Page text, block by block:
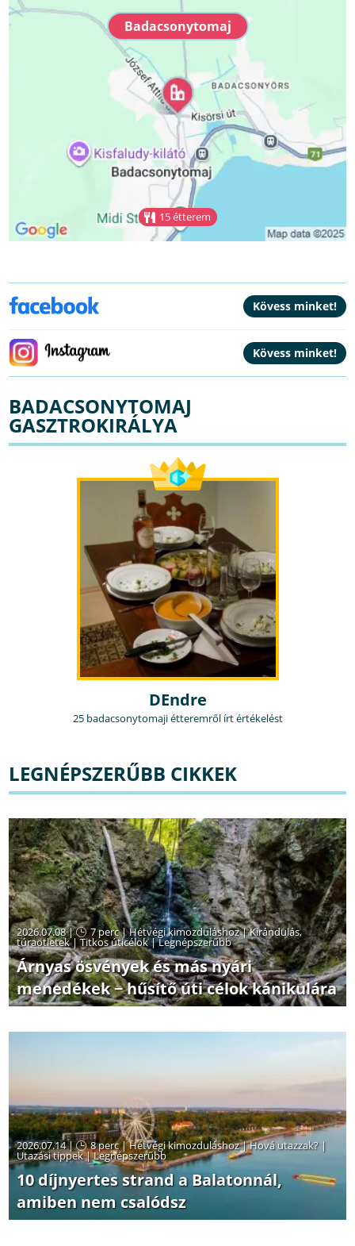
Badacsonytomaj
15 étterem
BADACSONYTOMAJ
GASZTROKIRÁLYA
DEndre
25 badacsonytomaji étteremről írt értékelést
LEGNÉPSZERŰBB CIKKEK
2026.07.08 | 7 perc|Hétvégi kimozduláshoz|Kirándulás,
túraötletek|Titkos úticélok|Legnépszerűbb
Árnyas ösvények és más nyári
menedékek − hűsítő úti célok kánikulára
2026.07.14 | 8 perc|Hétvégi kimozduláshoz|Hová utazzak? |
Utazási tippek|Legnépszerűbb
10 díjnyertes strand a Balatonnál,
amiben nem csalódsz